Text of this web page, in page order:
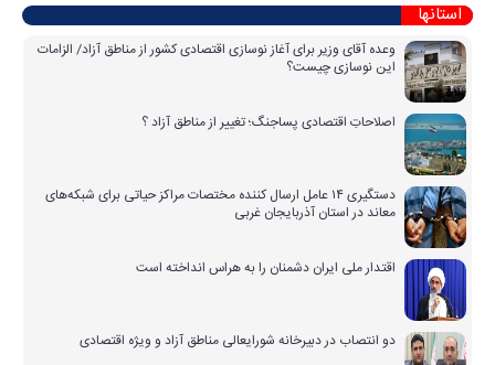
استانها
وعده آقای وزیر برای آغاز نوسازی اقتصادی کشور از مناطق آزاد/ الزامات
این نوسازی چیست؟
اصلاحاتِ اقتصادی پساجنگ؛ تغییر از مناطق آزاد ؟
دستگیری ۱۴ عامل ارسال کننده مختصات مراکز حیاتی برای شبکه‌های
معاند در استان آذربایجان غربی
اقتدار ملی ایران دشمنان را به هراس انداخته است
دو انتصاب در دبیرخانه شورایعالی مناطق آزاد و ویژه اقتصادی